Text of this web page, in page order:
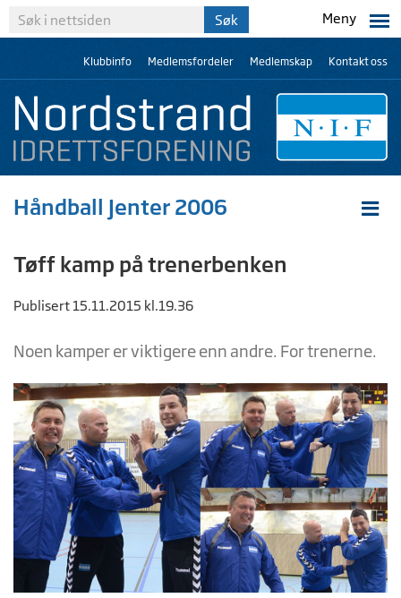
Meny
Klubbinfo Medlemsfordeler Medlemskap Kontakt oss
Håndball Jenter 2006
Tøff kamp på trenerbenken
Publisert 15.11.2015 kl.19.36
Noen kamper er viktigere enn andre. For trenerne.